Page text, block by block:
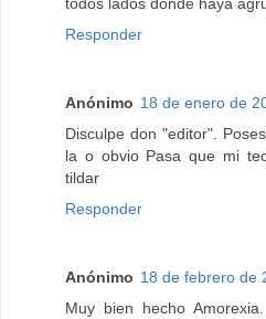
Responder
Anónimo 18 de enero de
Disculpe don "editor".
la o obvio Pasa que mi
tildar
Responder
Anónimo 18 de febrero de
Muy bien hecho